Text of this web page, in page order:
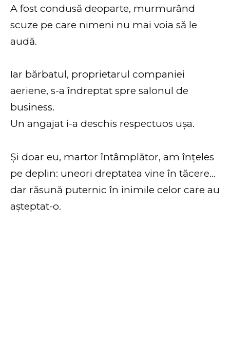
A fost condusă deoparte, murmurând
scuze pe care nimeni nu mai voia să le
audă.
Iar bărbatul, proprietarul companiei
aeriene, s-a îndreptat spre salonul de
business.
Un angajat i-a deschis respectuos ușa.
Și doar eu, martor întâmplător, am înțeles
pe deplin: uneori dreptatea vine în tăcere…
dar răsună puternic în inimile celor care au
așteptat-o.